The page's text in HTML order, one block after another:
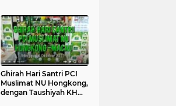
Ghirah Hari Santri PCI
Muslimat NU Hongkong,
dengan Taushiyah KH